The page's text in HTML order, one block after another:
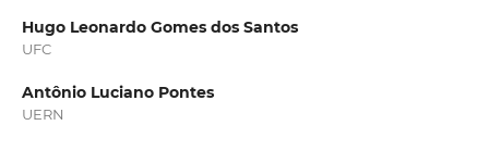
Hugo Leonardo Gomes dos Santos
UFC
Antônio Luciano Pontes
UERN